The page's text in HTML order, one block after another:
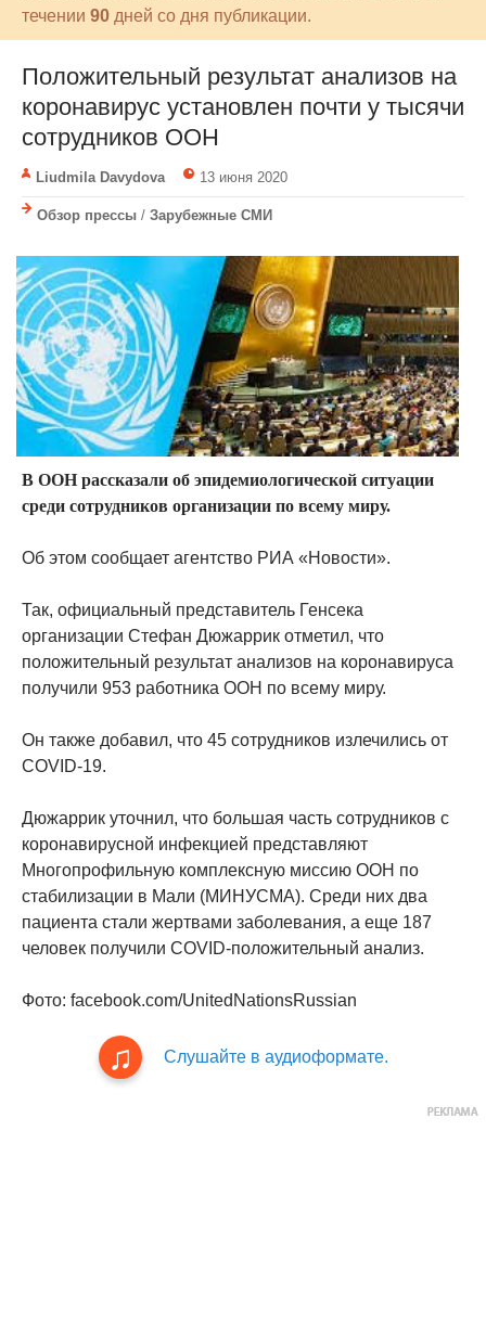
течении 90 дней со дня публикации.
Положительный результат анализов на
коронавирус установлен почти у тысячи
сотрудников ООН
Liudmila Davydova 13 июня 2020
Обзор прессы / Зарубежные СМИ
В ООН рассказали об эпидемиологической ситуации
среди сотрудников организации по всему миру.
Об этом сообщает агентство РИА «Новости».
Так, официальный представитель Генсека
организации Стефан Дюжаррик отметил, что
положительный результат анализов на коронавируса
получили 953 работника ООН по всему миру.
Он также добавил, что 45 сотрудников излечились от
COVID-19.
Дюжаррик уточнил, что большая часть сотрудников с
коронавирусной инфекцией представляют
Многопрофильную комплексную миссию ООН по
стабилизации в Мали (МИНУСМА). Среди них два
пациента стали жертвами заболевания, а еще 187
человек получили COVID-положительный анализ.
Фото: facebook.com/UnitedNationsRussian
Слушайте в аудиоформате.